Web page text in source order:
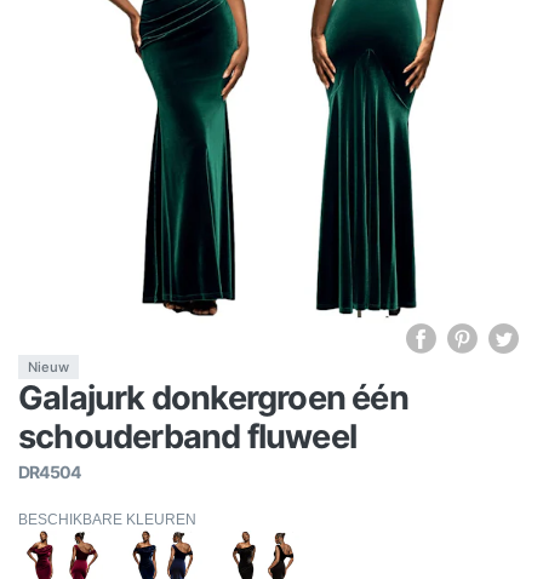
Nieuw
Galajurk donkergroen één
schouderband fluweel
DR4504
BESCHIKBARE KLEUREN